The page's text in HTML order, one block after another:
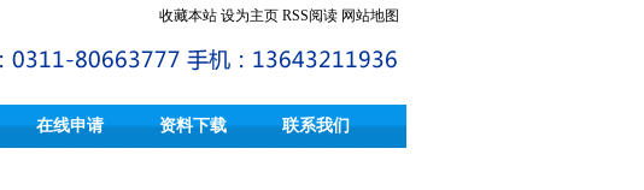
收藏本站 设为主页 RSS阅读 网站地图
在线申请 资料下载 联系我们